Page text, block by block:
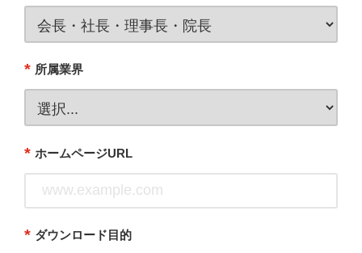
* 所属業界
* ホームページURL
* ダウンロード目的